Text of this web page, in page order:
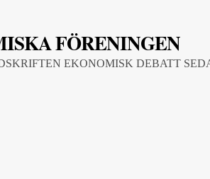
FÖRENINGEN
EKONOMISK DEBATT